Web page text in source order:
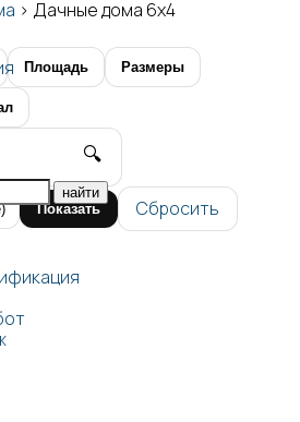
> Дачные дома 6x4
Площадь Размеры
🔍
Показать Сбросить